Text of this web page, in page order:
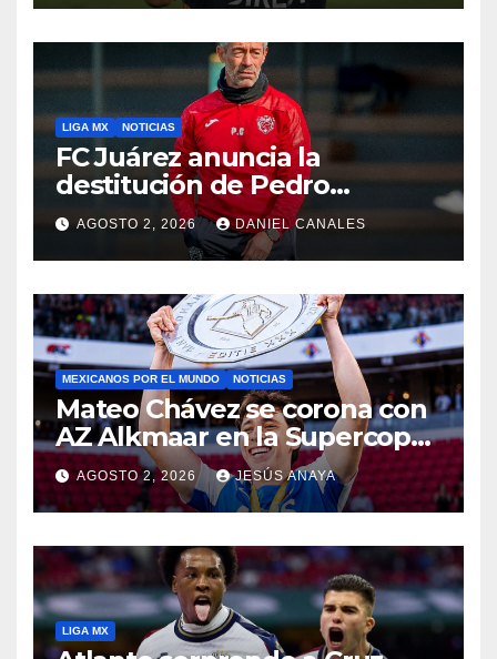
LIGA MX NOTICIAS
FC Juárez anuncia la
destitución de Pedro
Caixinha
AGOSTO 2, 2026 DANIEL CANALES
MEXICANOS POR EL MUNDO NOTICIAS
Mateo Chávez se corona con
AZ Alkmaar en la Supercopa
de Países Bajos
AGOSTO 2, 2026 JESÚS ANAYA
LIGA MX